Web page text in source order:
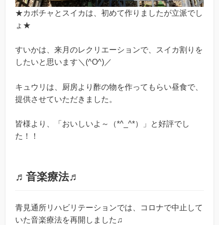
★カボチャとスイカは、初めて作りましたが立派でし
ょ★
すいかは、来月のレクリエーションで、スイカ割りを
したいと思います＼(^O^)／
キュウリは、厨房より酢の物を作ってもらい昼食で、
提供させていただきました。
皆様より、「おいしいよ～（*^_^*）」と好評でし
た！！
♬音楽療法♬
青見通所リハビリテーションでは、コロナで中止して
いた音楽療法を再開しました♫